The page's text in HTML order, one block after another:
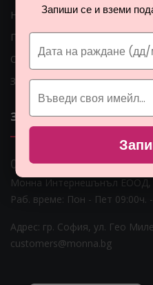
Начини на доставка
Проблеми с доставката
Общи условия
Защита на личните данни
ЗА НАС
0 888 0 66662
Монна Интернешънъл ЕООД,
Раб. време: Пoн - Пет 09:00ч.
Адрес: гр. София, ул. Гео
customers@monna.bg
Запиши се и вземи